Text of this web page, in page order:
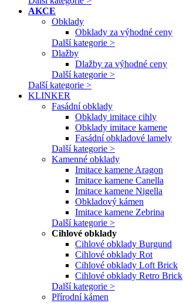
AKCE
Obklady
Obklady za výhodné ceny
Další kategorie >
Dlažby
Dlažby za výhodné ceny
Další kategorie >
Další kategorie >
KLINKER
Fasádní obklady
Obklady imitace cihly
Obklady imitace kamene
Fasádní obkladové lamely
Další kategorie >
Kamenné obklady
Imitace kamene Aragon
Imitace kamene Canella
Imitace kamene Nigella
Obkladový kámen
Imitace kamene Zebrina
Další kategorie >
Cihlové obklady
Cihlové obklady Burgund
Cihlové obklady Rot
Cihlové obklady Loft Brick
Cihlové obklady Retro Brick
Další kategorie >
Přírodní kámen